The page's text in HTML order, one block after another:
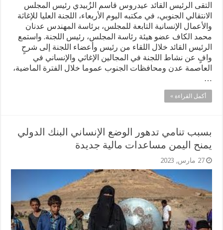
التقى الرئيس القائد عيدروس قاسم الزُبيدي رئيس المجلس
الانتقالي الجنوبي، في مكتبه اليوم الأربعاء، اللجنة العليا للإغاثة
والأعمال الإنسانية التابعة للمجلس، برئاسة المهندس عدنان
محمد الكاف عضو هيئة رئاسة المجلس، رئيس اللجنة. واستمع
الرئيس القائد خلال اللقاء من رئيس وأعضاء اللجنة إلى شرحٍ
وافٍ عن نشاط اللجنة في المجالين الإغاثي والإنساني في
العاصمة عدن ومحافظات الجنوب عموما خلال الفترة الماضية،
…
أكمل القراءة »
بسبب تنامي تدهور الوضع الإنساني البنك الدولي
يمنح اليمن مساعدات مالية جديدة
27 مارس, 2023